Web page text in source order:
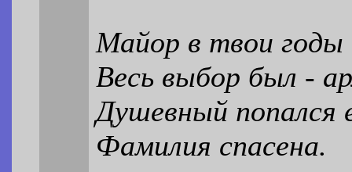
Майор в твои годы
Весь выбор был -
Душевный попался
Фамилия спасена.